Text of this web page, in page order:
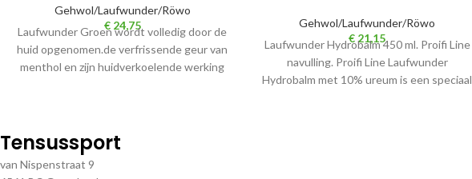
Gehwol/Laufwunder/Röwo
€24,75
Laufwunder Groen wordt volledig door de
huid opgenomen.de verfrissende geur van
menthol en zijn huidverkoelende werking
Gehwol/Laufwunder/Röwo
€21,15
Laufwunder Hydrobalm 450 ml. Proifi Line
navulling. Proifi Line Laufwunder
Hydrobalm met 10% ureum is een speciaal
Tensussport
van Nispenstraat 9